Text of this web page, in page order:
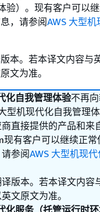
验）。现有客户可以
，请参阅AWS 大型
本。若本译文内容与
文为准。
化自我管理体验不再向
型机现代化自我管理
直接提供的产品和来
有客户可以继续正常
参阅AWS 大型机现
版本。若本译文内容
文原文为准。
化服务（托管运行时环